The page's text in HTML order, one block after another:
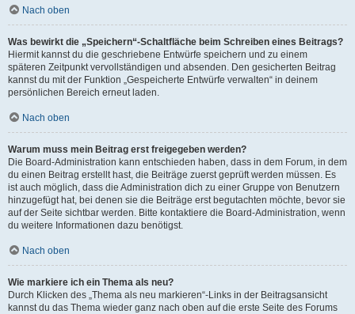
Nach oben
Was bewirkt die „Speichern“-Schaltfläche beim Schreiben eines Beitrags?
Hiermit kannst du die geschriebene Entwürfe speichern und zu einem
späteren Zeitpunkt vervollständigen und absenden. Den gesicherten Beitrag
kannst du mit der Funktion „Gespeicherte Entwürfe verwalten“ in deinem
persönlichen Bereich erneut laden.
Nach oben
Warum muss mein Beitrag erst freigegeben werden?
Die Board-Administration kann entschieden haben, dass in dem Forum, in dem
du einen Beitrag erstellt hast, die Beiträge zuerst geprüft werden müssen. Es
ist auch möglich, dass die Administration dich zu einer Gruppe von Benutzern
hinzugefügt hat, bei denen sie die Beiträge erst begutachten möchte, bevor sie
auf der Seite sichtbar werden. Bitte kontaktiere die Board-Administration, wenn
du weitere Informationen dazu benötigst.
Nach oben
Wie markiere ich ein Thema als neu?
Durch Klicken des „Thema als neu markieren“-Links in der Beitragsansicht
kannst du das Thema wieder ganz nach oben auf die erste Seite des Forums